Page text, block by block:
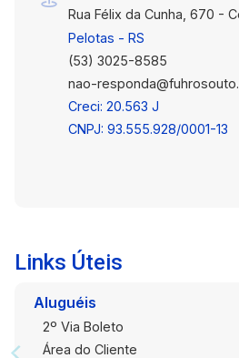
Rua Félix da Cunha, 670 -
Pelotas - RS
(53) 3025-8585
nao-
Creci: 20.563 J
CNPJ: 93.555.928/0001-13
Links Úteis
Aluguéis
2º Via Boleto
Área do Cliente